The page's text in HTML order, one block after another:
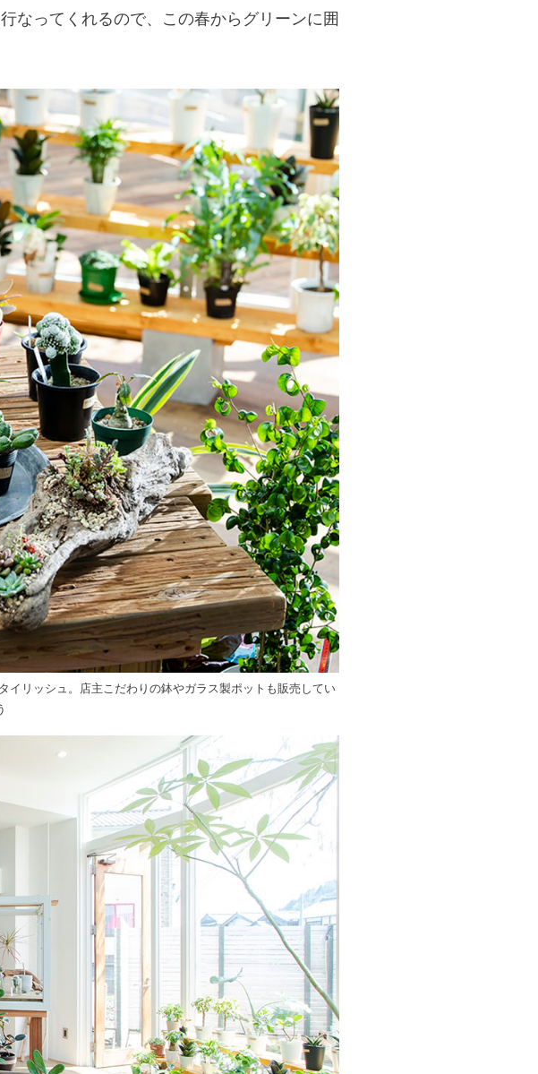
なってくれるので、この春からグリーンに囲
イリッシュ。店主こだわりの鉢やガラス製ポットも販売してい